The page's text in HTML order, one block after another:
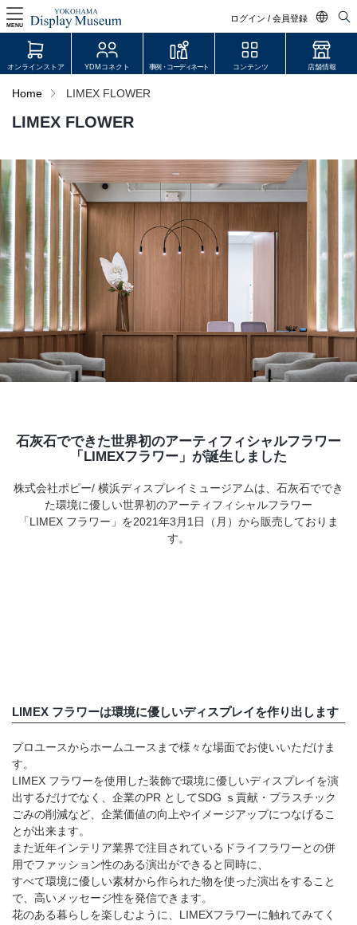
ログイン / 会員登録
日本語
MENU
オンラインストア
YDM Connect
会員登録・取引申請
リンク
JDCA(ディスプレイスクール)
店舗情報・営業日
お問い合わせ
オンラインストア YDMコネクト 事例・コーディネート コンテンツ 店舗情報
Home LIMEX FLOWER
LIMEX FLOWER
石灰石でできた世界初のアーティフィシャルフラワー
「LIMEXフラワー」が誕生しました
株式会社ポピー/ 横浜ディスプレイミュージアムは、石灰石ででき
た環境に優しい世界初のアーティフィシャルフラワー
「LIMEX フラワー」を2021年3月1日（月）から販売しておりま
す。
LIMEX フラワーは環境に優しいディスプレイを作り出します
プロユースからホームユースまで様々な場面でお使いいただけま
す。
LIMEX フラワーを使用した装飾で環境に優しいディスプレイを演
出するだけでなく、企業のPR としてSDG ｓ貢献・プラスチック
ごみの削減など、企業価値の向上やイメージアップにつなげるこ
とが出来ます。
また近年インテリア業界で注目されているドライフラワーとの併
用でファッション性のある演出ができると同時に、
すべて環境に優しい素材から作られた物を使った演出をすること
で、高いメッセージ性を発信できます。
花のある暮らしを楽しむように、LIMEXフラワーに触れてみてく